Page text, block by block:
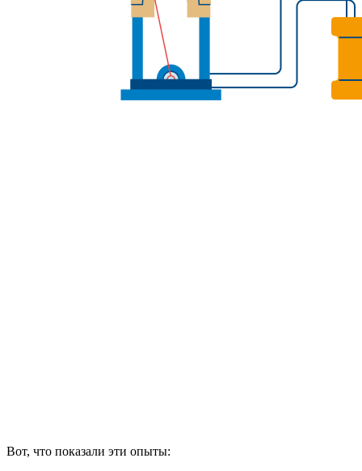
Вот, что показали эти опыты: